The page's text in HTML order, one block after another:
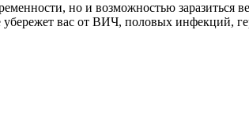
но и возможностью заразиться
вас от ВИЧ, половых инфекций,